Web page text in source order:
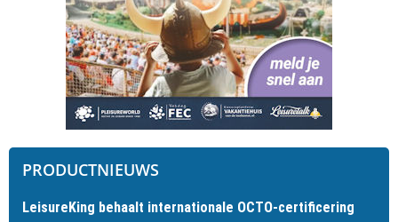
PRODUCTNIEUWS
LeisureKing behaalt internationale OCTO-certificering